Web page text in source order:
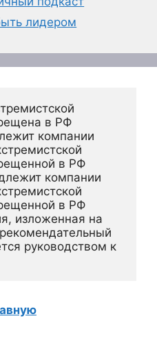
лидером
в РФ
компании
в РФ
компании
в РФ
изложенная на
руководством к